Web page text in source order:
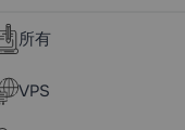
所有
VPS